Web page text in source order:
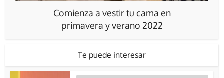
Comienza a vestir tu cama en
primavera y verano 2022
Te puede interesar